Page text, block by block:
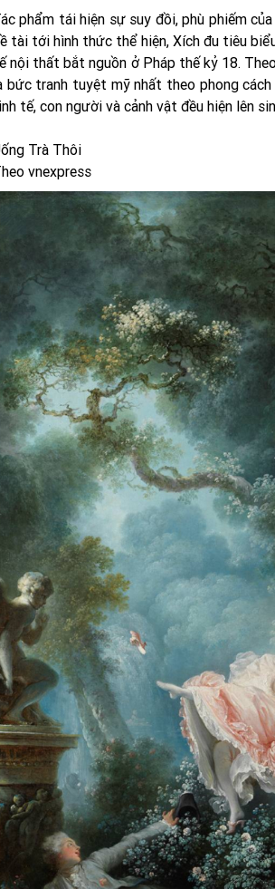
phẩm tái hiện sự suy đồi, phù phiếm
tài tới hình thức thể hiện, Xích đu tiêu
nội thất bắt nguồn ở Pháp thế kỷ 18.
bức tranh tuyệt mỹ nhất theo phong
tế, con người và cảnh vật đều hiện lên
Trà Thôi
vnexpress